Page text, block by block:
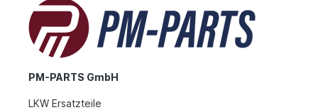
PM-PARTS GmbH
LKW Ersatzteile